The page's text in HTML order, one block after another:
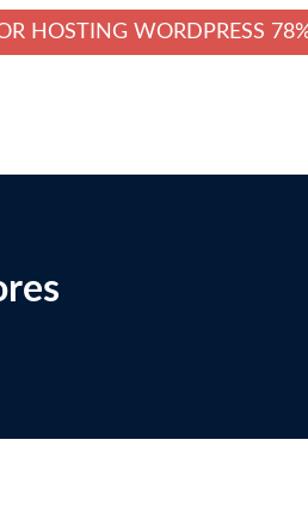
HOSTING WORDPRESS